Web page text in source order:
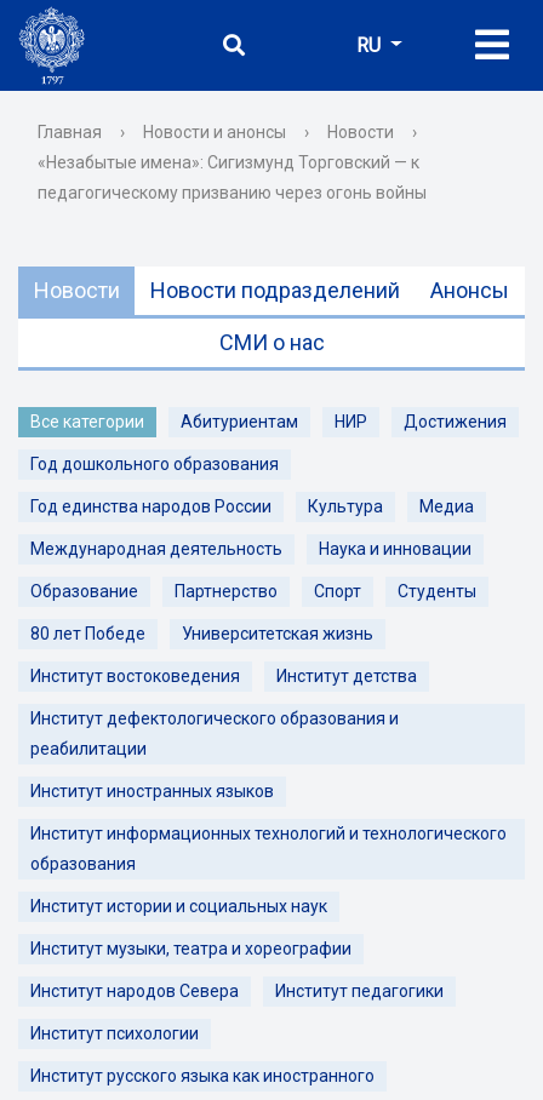
RU
Главная › Новости и анонсы › Новости
›
«Незабытые имена»: Сигизмунд Торговский — к
педагогическому призванию через огонь войны
Новости Новости подразделений Анонсы
СМИ о нас
Все категории Абитуриентам НИР Достижения
Год дошкольного образования
Год единства народов России Культура Медиа
Международная деятельность Наука и инновации
Образование Партнерство Спорт Студенты
80 лет Победе Университетская жизнь
Институт востоковедения Институт детства
Институт дефектологического образования и
реабилитации
Институт иностранных языков
Институт информационных технологий и технологического
образования
Институт истории и социальных наук
Институт музыки, театра и хореографии
Институт народов Севера Институт педагогики
Институт психологии
Институт русского языка как иностранного